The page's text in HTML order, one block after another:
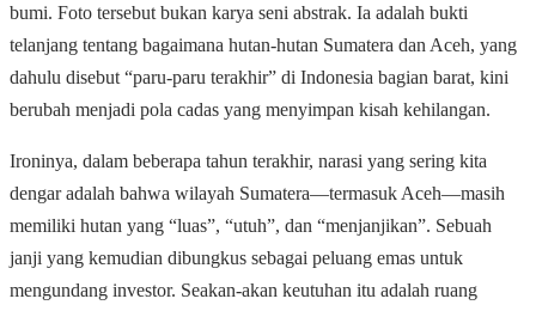
bumi. Foto tersebut bukan karya seni abstrak. Ia adalah bukti
telanjang tentang bagaimana hutan-hutan Sumatera dan Aceh, yang
dahulu disebut “paru-paru terakhir” di Indonesia bagian barat, kini
berubah menjadi pola cadas yang menyimpan kisah kehilangan.
Ironinya, dalam beberapa tahun terakhir, narasi yang sering kita
dengar adalah bahwa wilayah Sumatera—termasuk Aceh—masih
memiliki hutan yang “luas”, “utuh”, dan “menjanjikan”. Sebuah
janji yang kemudian dibungkus sebagai peluang emas untuk
mengundang investor. Seakan-akan keutuhan itu adalah ruang